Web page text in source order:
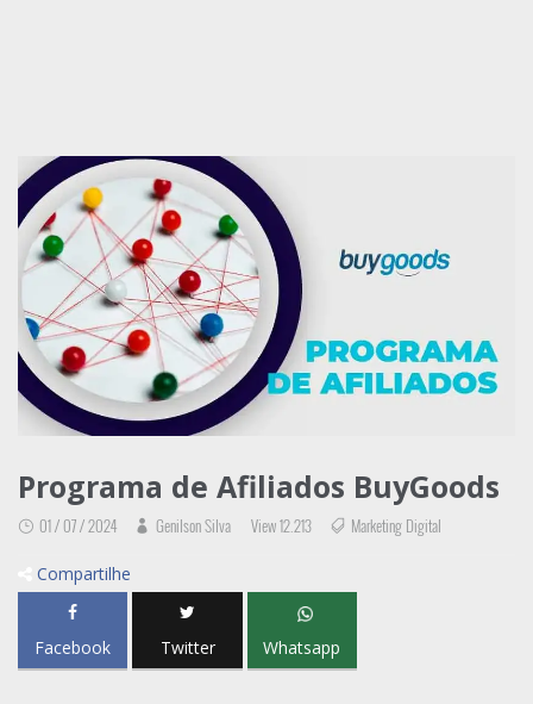
Programa de Afiliados BuyGoods
01 / 07 / 2024 Genilson Silva View 12.213 Marketing Digital
Compartilhe
Facebook Twitter Whatsapp